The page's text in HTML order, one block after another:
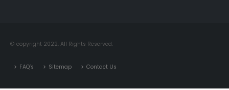
© copyright 2022. All Rights Reserved.
FAQ’s Sitemap Contact Us